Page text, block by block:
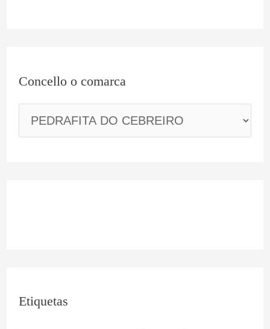
Concello o comarca
Etiquetas